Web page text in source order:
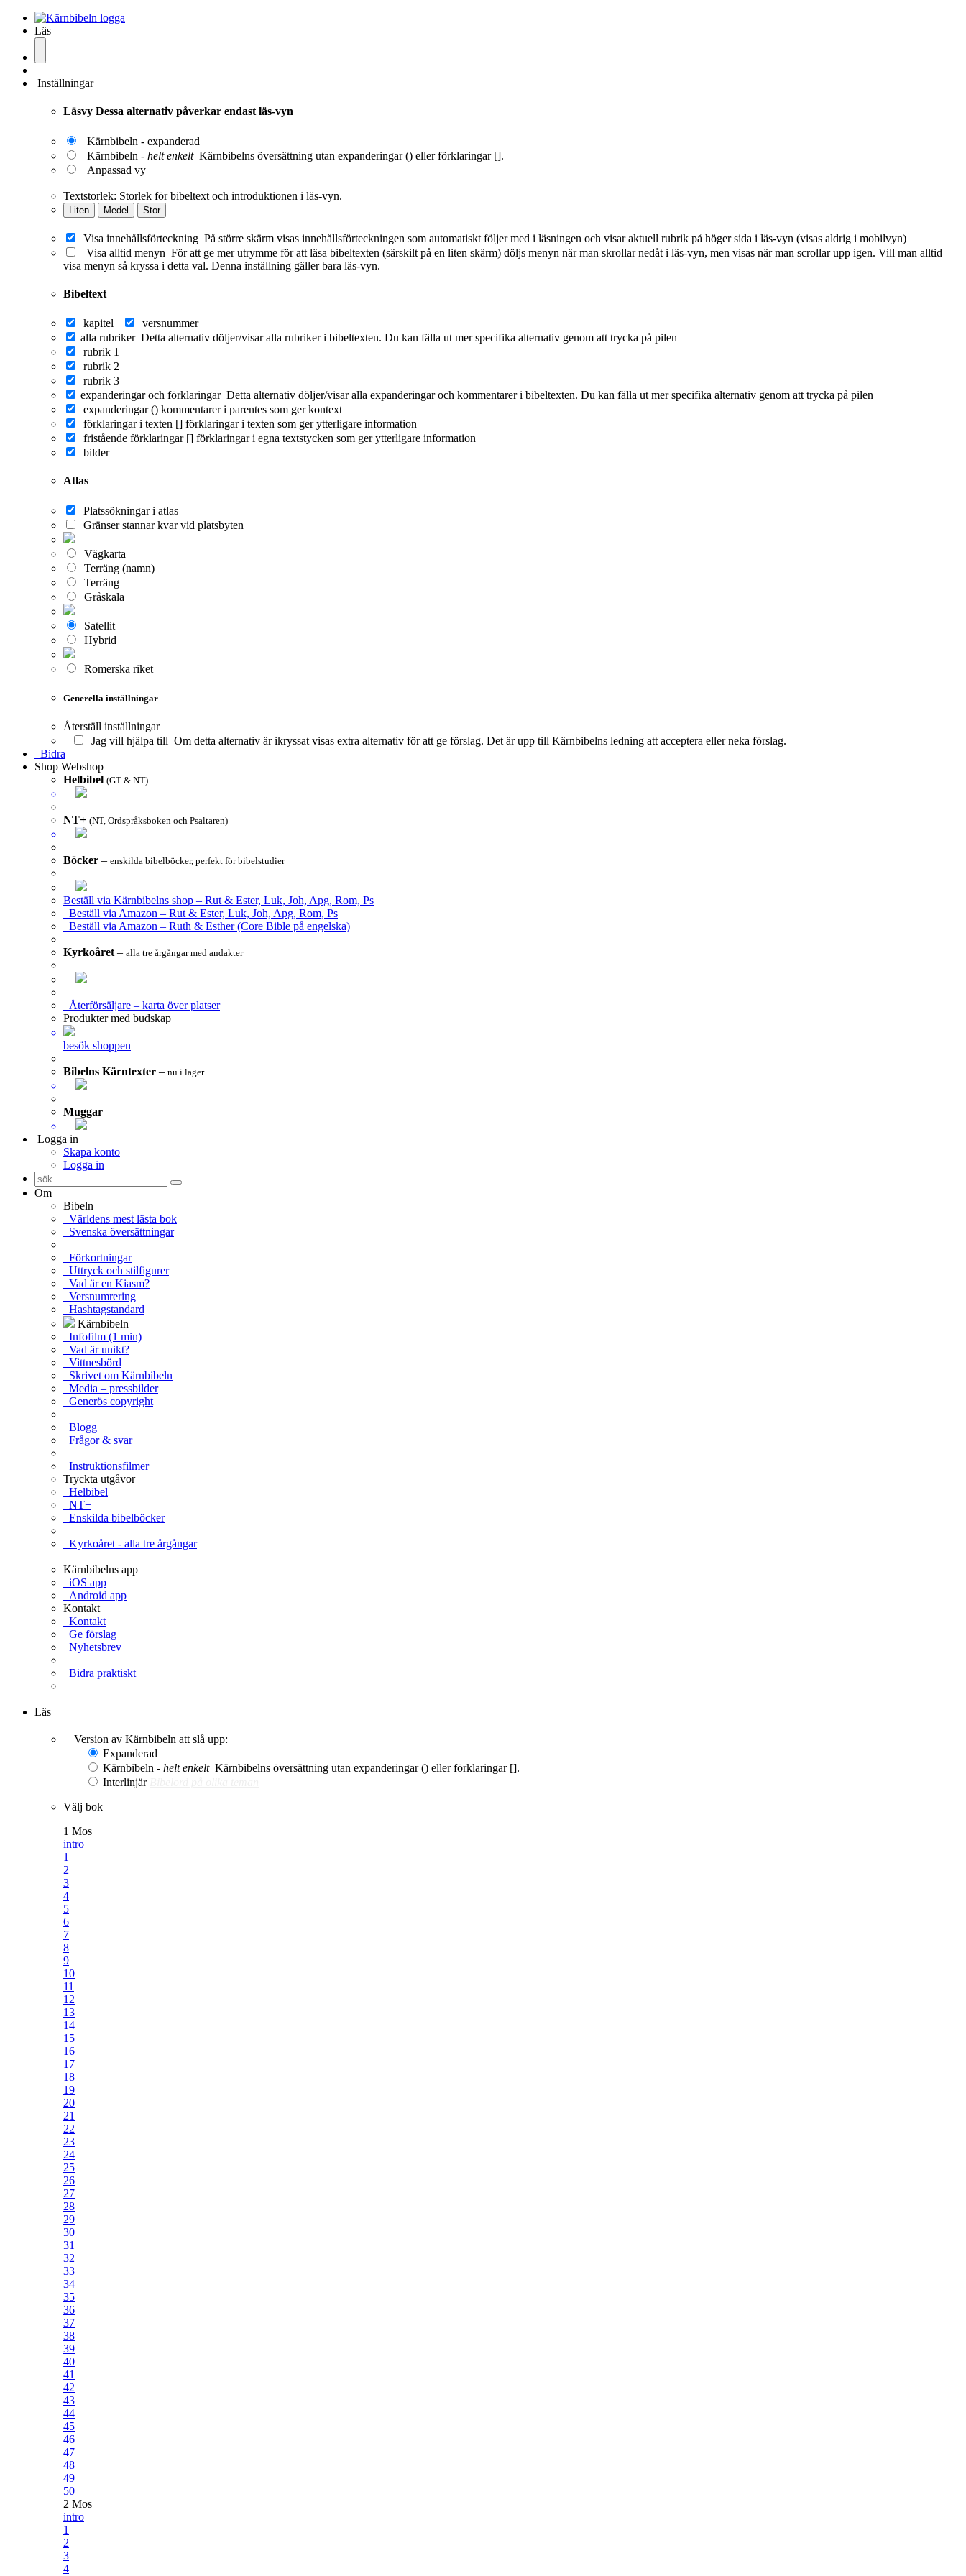
Läs
Inställningar
Läsvy Dessa alternativ påverkar endast läs-vyn
Kärnbibeln - expanderad
Kärnbibeln - helt enkelt Kärnbibelns översättning utan expanderingar () eller förklaringar [].
Anpassad vy
Textstorlek: Storlek för bibeltext och introduktionen i läs-vyn.
Liten Medel Stor
Visa innehållsförteckning På större skärm visas innehållsförteckningen som automatiskt följer med i läsningen och visar aktuell rubrik på höger sida i läs-vyn (visas aldrig i mobilvyn)
Visa alltid menyn För att ge mer utrymme för att läsa bibeltexten (särskilt på en liten skärm) döljs menyn när man skrollar nedåt i läs-vyn, men visas när man scrollar upp igen. Vill man alltid
visa menyn så kryssa i detta val. Denna inställning gäller bara läs-vyn.
Bibeltext
kapitel
versnummer
alla rubriker Detta alternativ döljer/visar alla rubriker i bibeltexten. Du kan fälla ut mer specifika alternativ genom att trycka på pilen
rubrik 1
rubrik 2
rubrik 3
expanderingar och förklaringar Detta alternativ döljer/visar alla expanderingar och kommentarer i bibeltexten. Du kan fälla ut mer specifika alternativ genom att trycka på pilen
expanderingar () kommentarer i parentes som ger kontext
förklaringar i texten [] förklaringar i texten som ger ytterligare information
fristående förklaringar [] förklaringar i egna textstycken som ger ytterligare information
bilder
Atlas
Platssökningar i atlas
Gränser stannar kvar vid platsbyten
Vägkarta
Terräng (namn)
Terräng
Gråskala
Satellit
Hybrid
Romerska riket
Generella inställningar
Återställ inställningar
Jag vill hjälpa till Om detta alternativ är ikryssat visas extra alternativ för att ge förslag. Det är upp till Kärnbibelns ledning att acceptera eller neka förslag.
Bidra
Shop Webshop
Helbibel (GT & NT)
NT+ (NT, Ordspråksboken och Psaltaren)
Böcker – enskilda bibelböcker, perfekt för bibelstudier
Beställ via Kärnbibelns shop – Rut & Ester, Luk, Joh, Apg, Rom, Ps
Beställ via Amazon – Rut & Ester, Luk, Joh, Apg, Rom, Ps
Beställ via Amazon – Ruth & Esther (Core Bible på engelska)
Kyrkoåret – alla tre årgångar med andakter
Återförsäljare – karta över platser
Produkter med budskap
besök shoppen
Bibelns Kärntexter – nu i lager
Muggar
Logga in
Skapa konto
Logga in
Om
Bibeln
Världens mest lästa bok
Svenska översättningar
Förkortningar
Uttryck och stilfigurer
Vad är en Kiasm?
Versnumrering
Hashtagstandard
Kärnbibeln
Infofilm (1 min)
Vad är unikt?
Vittnesbörd
Skrivet om Kärnbibeln
Media – pressbilder
Generös copyright
Blogg
Frågor & svar
Instruktionsfilmer
Tryckta utgåvor
Helbibel
NT+
Enskilda bibelböcker
Kyrkoåret - alla tre årgångar
Kärnbibelns app
iOS app
Android app
Kontakt
Kontakt
Ge förslag
Nyhetsbrev
Bidra praktiskt
Läs
Version av Kärnbibeln att slå upp:
Expanderad
Kärnbibeln - helt enkelt Kärnbibelns översättning utan expanderingar () eller förklaringar [].
Interlinjär
Välj bok
1 Mos
intro
1
2
3
4
5
6
7
8
9
10
11
12
13
14
15
16
17
18
19
20
21
22
23
24
25
26
27
28
29
30
31
32
33
34
35
36
37
38
39
40
41
42
43
44
45
46
47
48
49
50
2 Mos
intro
1
2
3
4